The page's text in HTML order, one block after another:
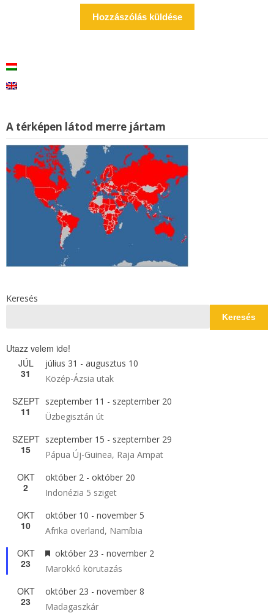
A térképen látod merre jártam
Keresés
Keresés
Utazz velem ide!
JÚL
31
július 31 - augusztus 10
Közép-Ázsia utak
SZEPT
11
szeptember 11 - szeptember 20
Üzbegisztán út
SZEPT
15
szeptember 15 - szeptember 29
Pápua Új-Guinea, Raja Ampat
OKT
2
október 2 - október 20
Indonézia 5 sziget
OKT
10
október 10 - november 5
Afrika overland, Namíbia
OKT
23
Kiemelt
október 23 - november 2
Marokkó körutazás
OKT
23
október 23 - november 8
Madagaszkár